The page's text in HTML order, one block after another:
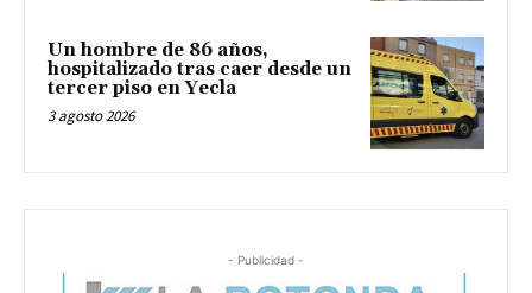
Un hombre de 86 años,
hospitalizado tras caer desde un
tercer piso en Yecla
3 agosto 2026
- Publicidad -